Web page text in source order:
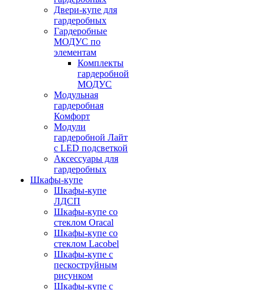
Двери-купе для
гардеробных
Гардеробные
МОДУС по
элементам
Комплекты
гардеробной
МОДУС
Модульная
гардеробная
Комфорт
Модули
гардеробной Лайт
с LED подсветкой
Аксессуары для
гардеробных
Шкафы-купе
Шкафы-купе
ЛДСП
Шкафы-купе со
стеклом Oracal
Шкафы-купе со
стеклом Lacobel
Шкафы-купе с
пескоструйным
рисунком
Шкафы-купе с